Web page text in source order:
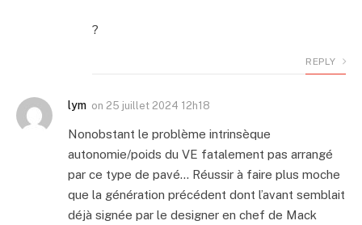
?
REPLY
lym on 25 juillet 2024 12h18
Nonobstant le problème intrinsèque
autonomie/poids du VE fatalement pas arrangé
par ce type de pavé… Réussir à faire plus moche
que la génération précédent dont l’avant semblait
déjà signée par le designer en chef de Mack